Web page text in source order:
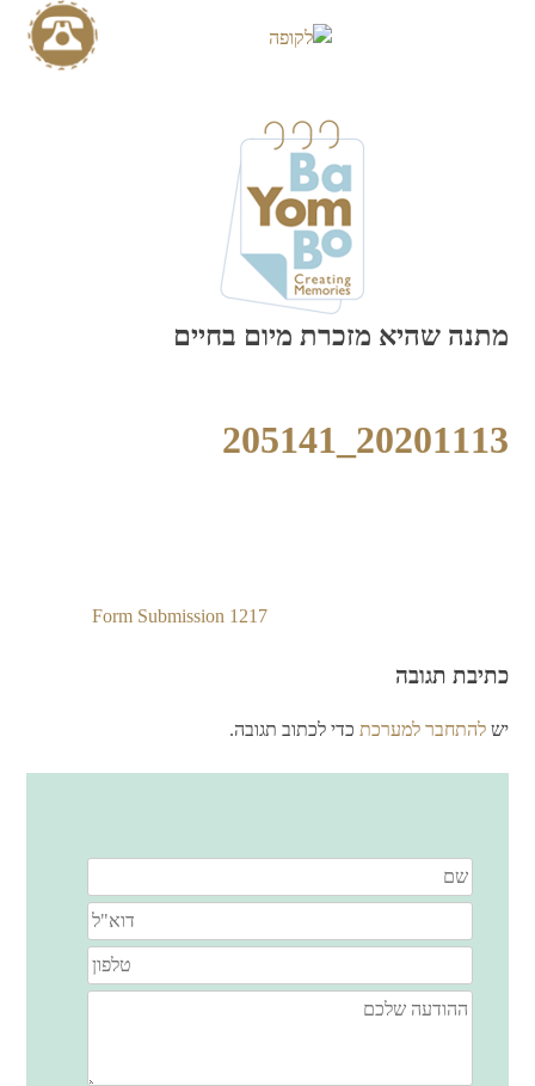
מתנה שהיא מזכרת מיום בחיים
20201113_205141
Form Submission 1217
כתיבת תגובה
ישלהתחבר למערכת כדי לכתוב תגובה.